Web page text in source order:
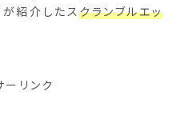
が紹介したスクランブルエッ
ーリンク